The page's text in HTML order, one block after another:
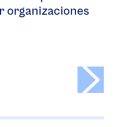
organizaciones